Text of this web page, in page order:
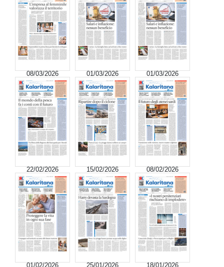
08/03/2026 01/03/2026 01/03/2026
22/02/2026 15/02/2026 08/02/2026
01/02/2026 25/01/2026 18/01/2026